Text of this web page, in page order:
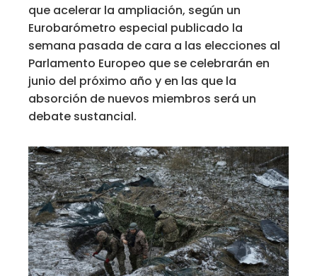
que acelerar la ampliación, según un
Eurobarómetro especial publicado la
semana pasada de cara a las elecciones al
Parlamento Europeo que se celebrarán en
junio del próximo año y en las que la
absorción de nuevos miembros será un
debate sustancial.